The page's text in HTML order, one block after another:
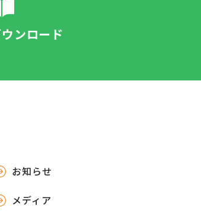
ンロード
お知らせ
メディア